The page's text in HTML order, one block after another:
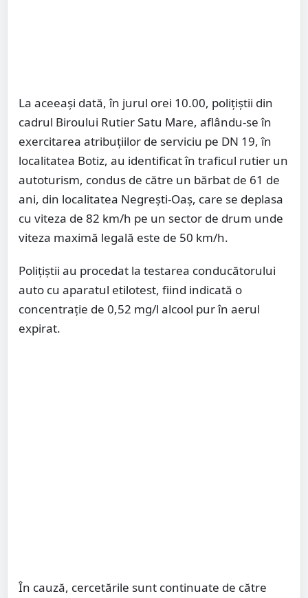
La aceeași dată, în jurul orei 10.00, polițiștii din
cadrul Biroului Rutier Satu Mare, aflându-se în
exercitarea atribuțiilor de serviciu pe DN 19, în
localitatea Botiz, au identificat în traficul rutier un
autoturism, condus de către un bărbat de 61 de
ani, din localitatea Negrești-Oaș, care se deplasa
cu viteza de 82 km/h pe un sector de drum unde
viteza maximă legală este de 50 km/h.
Polițiștii au procedat la testarea conducătorului
auto cu aparatul etilotest, fiind indicată o
concentrație de 0,52 mg/l alcool pur în aerul
expirat.
În cauză, cercetările sunt continuate de către